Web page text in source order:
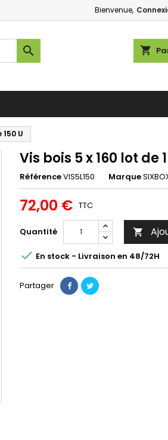
Bienvenue,
shopping_cart

U
Vis bois 5 x 160 lot de
RéférenceVIS5L150 Marque
72,00 € TTC
Quantité 
 En stock - Livraison en 48/72H
Partager